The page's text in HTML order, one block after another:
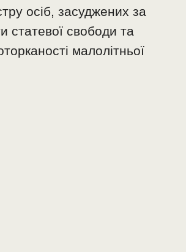
осіб, засуджених за
статевої свободи та
малолітньої